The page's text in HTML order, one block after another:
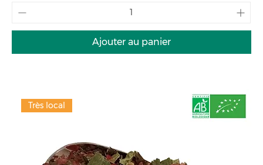
Ajouter au panier
Très local